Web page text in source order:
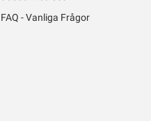
FAQ - Vanliga Frågor